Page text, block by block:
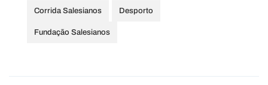
Corrida Salesianos
Desporto
Fundação Salesianos
s
l
tt